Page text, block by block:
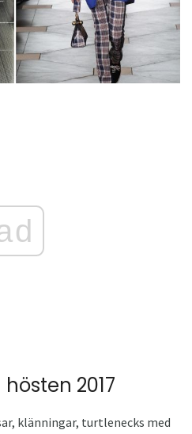
2017
klänningar, turtlenecks med